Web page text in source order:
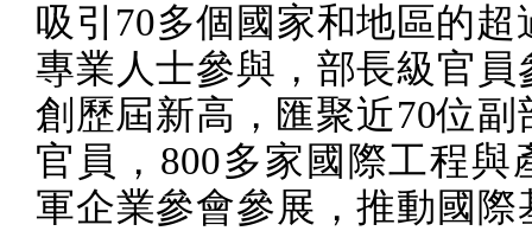
吸引 70多個國家和地區的超
專業人士參與，部長級官員
創歷屆新高，匯聚近70位副
官員， 800多家國際工程與
軍企業參會參展，推動國際